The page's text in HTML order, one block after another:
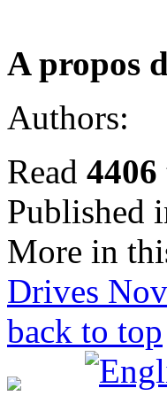
A propos
Authors:
Read 4406
Published
More in
Drives
back to top